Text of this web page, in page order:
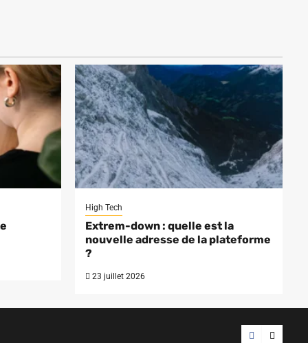
High Tech
Extrem-down : quelle est la
nouvelle adresse de la plateforme
?
23 juillet 2026
Facebook
Twitter